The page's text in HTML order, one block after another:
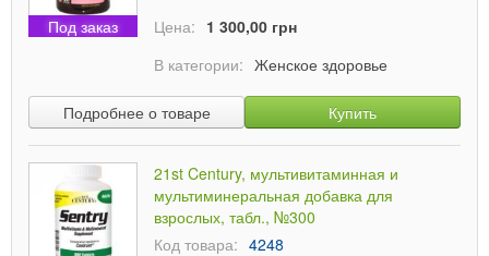
Под заказ
Цена: 1 300,00 грн
В категории: Женское здоровье
Подробнее о товаре Купить
21st Century, мультивитаминная и
мультиминеральная добавка для
взрослых, табл., №300
Код товара: 4248